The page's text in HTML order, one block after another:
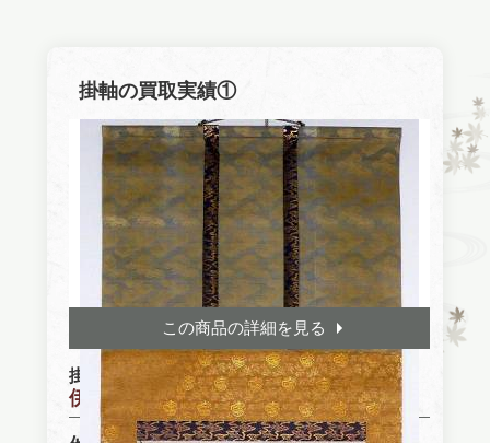
掛軸の買取実績①
この商品の詳細を見る
掛軸
伊達政宗